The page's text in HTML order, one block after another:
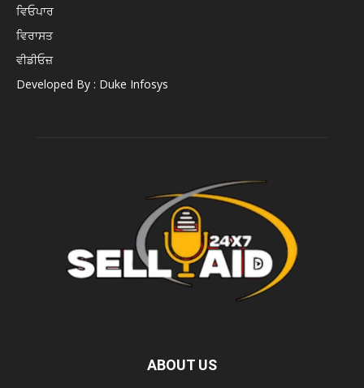
ਵਿਓਪਾਰ
ਵਿਰਾਸਤ
ਵੀਡੀਓਜ਼
Developed By : Duke Infosys
ABOUT US